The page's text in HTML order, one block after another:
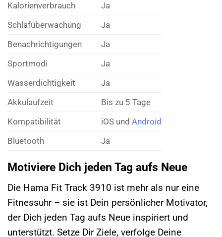
Kalorienverbrauch
Ja
Schlafüberwachung
Ja
Benachrichtigungen
Ja
Sportmodi
Ja
Wasserdichtigkeit
Ja
Akkulaufzeit
Bis zu 5 Tage
Kompatibilität
iOS und Android
Bluetooth
Ja
Motiviere Dich jeden Tag aufs Neue
Die Hama Fit Track 3910 ist mehr als nur eine
Fitnessuhr – sie ist Dein persönlicher Motivator,
der Dich jeden Tag aufs Neue inspiriert und
unterstützt. Setze Dir Ziele, verfolge Deine